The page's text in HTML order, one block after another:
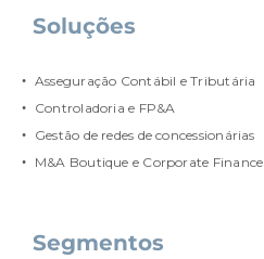
Soluções
Asseguração Contábil e Tributária
Controladoria e FP&A
Gestão de redes de concessionárias
M&A Boutique e Corporate Finance
Segmentos